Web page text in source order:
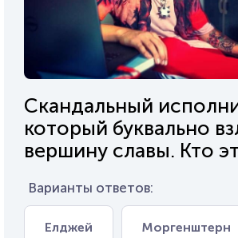
Скандальный
который буквально
вершину славы. Кто
Варианты ответов:
Елджей Моргенштерн